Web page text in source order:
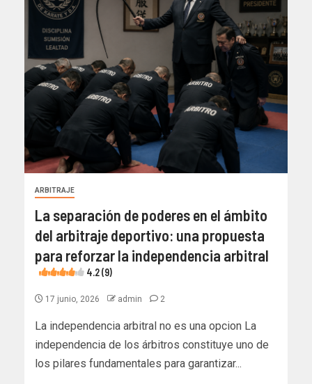
ARBITRAJE
La separación de poderes en el ámbito
del arbitraje deportivo: una propuesta
para reforzar la independencia arbitral
4.2 (9)
17 junio, 2026 admin 2
La independencia arbitral no es una opcion La
independencia de los árbitros constituye uno de
los pilares fundamentales para garantizar...